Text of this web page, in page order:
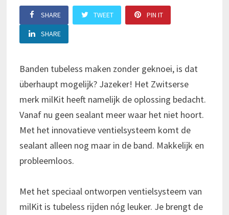
SHARE TWEET PIN IT
SHARE
Banden tubeless maken zonder geknoei, is dat
überhaupt mogelijk? Jazeker! Het Zwitserse
merk milKit heeft namelijk de oplossing bedacht.
Vanaf nu geen sealant meer waar het niet hoort.
Met het innovatieve ventielsysteem komt de
sealant alleen nog maar in de band. Makkelijk en
probleemloos.
Met het speciaal ontworpen ventielsysteem van
milKit is tubeless rijden nóg leuker. Je brengt de